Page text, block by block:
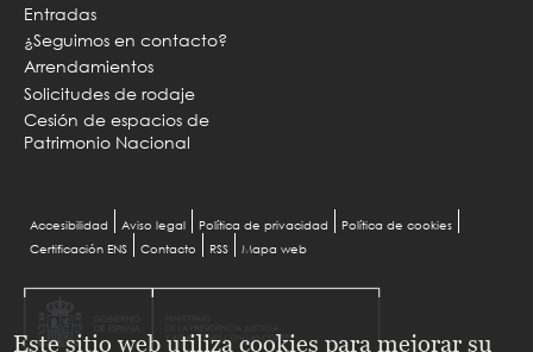
Entradas
¿Seguimos en contacto?
Arrendamientos
Solicitudes de rodaje
Cesión de espacios de
Patrimonio Nacional
MENU
PIE
Accesibilidad Aviso legal Política de privacidad
Política de cookies
Certificación ENS
Contacto RSS Mapa web
Este sitio web utiliza cookies para mejorar su